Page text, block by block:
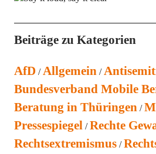
Beiträge zu Kategorien
AfD Allgemein
Bundesverband Mobile
Beratung in Thüringen
Pressespiegel Rechte
Rechtsextremismus